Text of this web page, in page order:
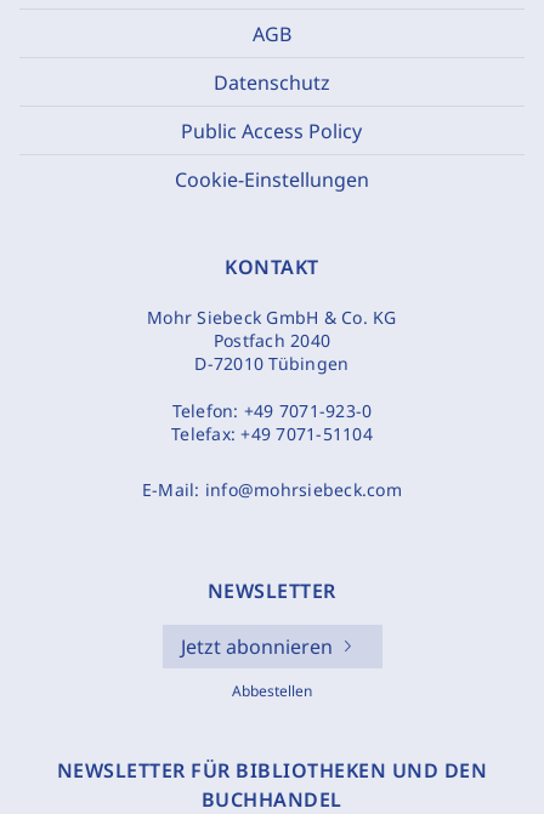
AGB
Datenschutz
Public Access Policy
Cookie-Einstellungen
KONTAKT
Mohr Siebeck GmbH & Co. KG
Postfach 2040
D-72010 Tübingen
Telefon: +49 7071-923-0
Telefax:+49 7071-51104
E-Mail: info@mohrsiebeck.com
NEWSLETTER
Jetzt abonnieren
Abbestellen
NEWSLETTER FÜR BIBLIOTHEKEN UND DEN
BUCHHANDEL